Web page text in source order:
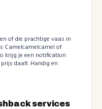
of die prachtige vaas in
Camelcamelcamel of
krijg je een notification
daalt. Handig en
services